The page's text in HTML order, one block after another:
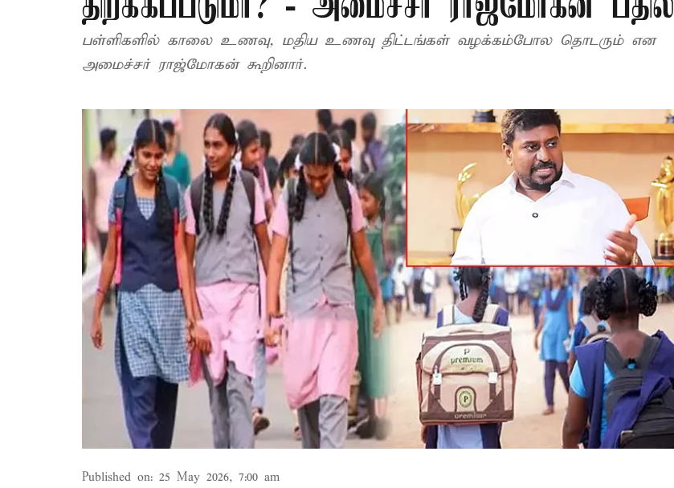
பள்ளிகளில் காலை உணவு, மதிய உணவு திட்டங்கள் வழக்கம்போல தொடரும் என
அமைச்சர் ராஜ்மோகன் கூறினார்.
Published on: 25 May 2026, 7:00 am